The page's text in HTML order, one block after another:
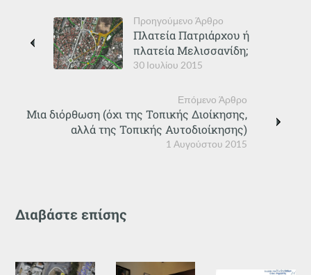
Προηγούμενο Άρθρο
30 Ιουλίου 2015
Πλατεία Πατριάρχου ή
πλατεία Μελισσανίδη;
Επόμενο Άρθρο
1 Αυγούστου 2015
Μια διόρθωση (όχι της Τοπικής Διοίκησης,
αλλά της Τοπικής Αυτοδιοίκησης)
Διαβάστε επίσης